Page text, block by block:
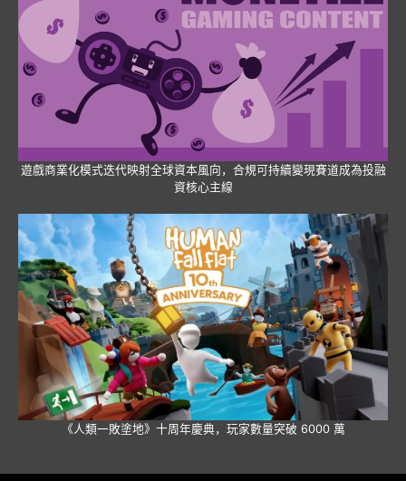
遊戲商業化模式迭代映射全球資本風向，合規可持續變現賽道成為投融
資核心主線
《人類一敗塗地》十周年慶典，玩家數量突破 6000 萬